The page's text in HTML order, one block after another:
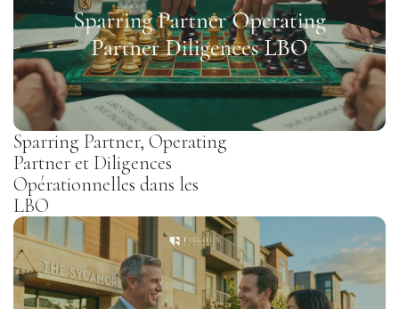
Sparring Partner, Operating
Partner et Diligences
Opérationnelles dans les
LBO